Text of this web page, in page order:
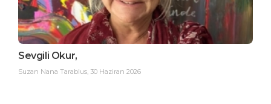
Sevgili Okur,
Suzan Nana Tarablus, 30 Haziran 2026